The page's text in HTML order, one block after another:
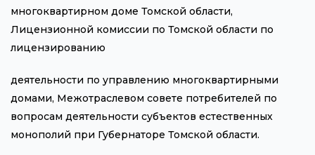
многоквартирном доме Томской области,
Лицензионной комиссии по Томской области по
лицензированию
деятельности по управлению многоквартирными
домами, Межотраслевом совете потребителей по
вопросам деятельности субъектов естественных
монополий при Губернаторе Томской области.